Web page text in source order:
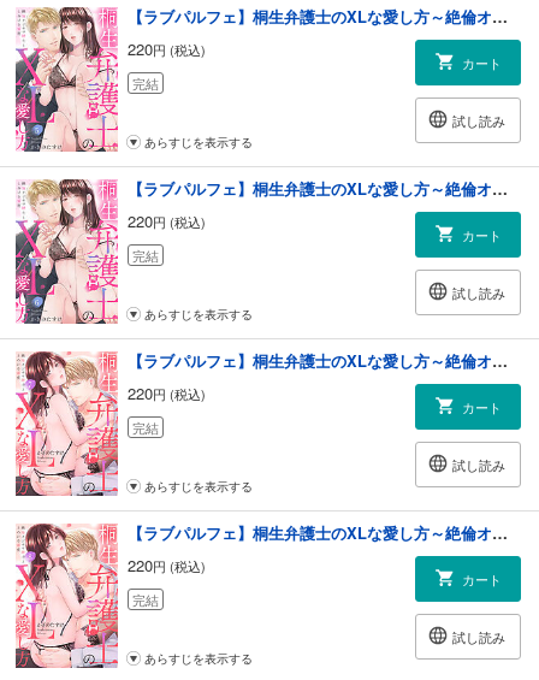
【ラブパルフェ】桐生弁護士のXLな愛し方～絶倫オジサマ紳士ととろける蜜夜 5
220円 (税込)
完結
カート
試し読み
あらすじを表示する
【ラブパルフェ】桐生弁護士のXLな愛し方～絶倫オジサマ紳士ととろける蜜夜 6
220円 (税込)
完結
カート
試し読み
あらすじを表示する
【ラブパルフェ】桐生弁護士のXLな愛し方～絶倫オジサマ紳士ととろける蜜夜 7
220円 (税込)
完結
カート
試し読み
あらすじを表示する
【ラブパルフェ】桐生弁護士のXLな愛し方～絶倫オジサマ紳士ととろける蜜夜 8
220円 (税込)
完結
カート
試し読み
あらすじを表示する